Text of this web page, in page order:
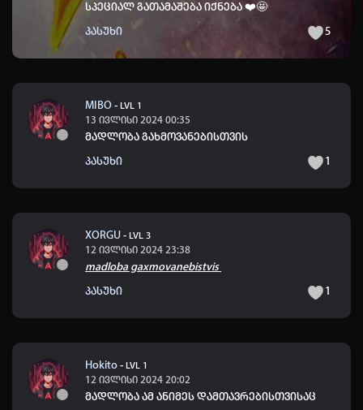
სპეციალ გათამაშება იქნება ❤️🤩
პასუხი 5
MIBO - LVL 1
13 ივლისი 2024 00:35
მადლობა გახმოვანებისთვის
პასუხი 1
XORGU - LVL 3
12 ივლისი 2024 23:38
madloba gaxmovanebistvis
პასუხი 1
Hokito - LVL 1
12 ივლისი 2024 20:02
მადლობა ამ ანიმეს დამთავრებისთვისაც